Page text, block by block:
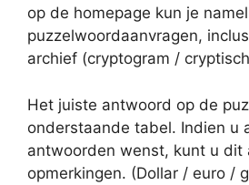
op de homepage kun je
puzzelwoordaanvragen,
archief (cryptogram /
Het juiste antwoord op de
onderstaande tabel. Indien u
antwoorden wenst, kunt u dit
opmerkingen. (Dollar / euro /